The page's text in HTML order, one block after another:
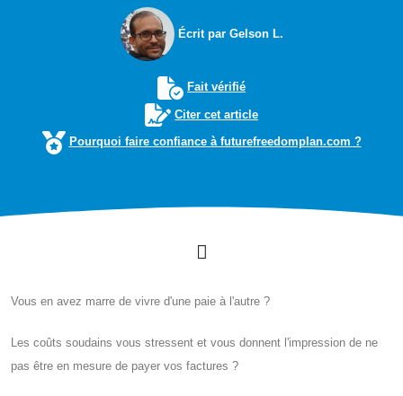
Écrit par Gelson L.
Fait vérifié
Citer cet article
Pourquoi faire confiance à futurefreedomplan.com ?
Vous en avez marre de vivre d'une paie à l'autre ?
Les coûts soudains vous stressent et vous donnent l'impression de ne
pas être en mesure de payer vos factures ?